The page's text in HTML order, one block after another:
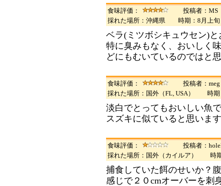
食味評価：
投稿者：MS
採れた場所：沖縄県 時期：8月上
ベラ(ミツボシキュウセン)
特に臭みもなく、おいしく
どにもむいているのではと
食味評価：
投稿者：meg
採れた場所：国外（FL, USA） 時
淡白でとってもおいしい魚
スズキに似ていると思いま
食味評価：
投稿者：
採れた場所：国外（カイルア） 時
捕食していた餌のせいか？
感じで２０cmオーバーを刺